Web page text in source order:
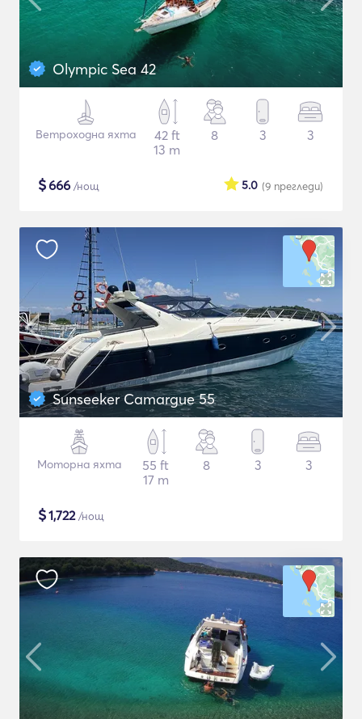
Olympic Sea 42
Ветроходна яхта
42 ft
13 m
8 3 3
$666 /нощ (9 прегледи)
5.0
Sunseeker Camargue 55
Моторна яхта
55 ft
17 m
8 3 3
$1,722/нощ